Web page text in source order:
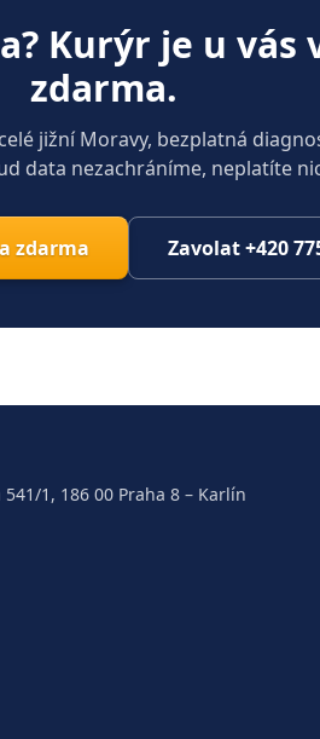
Kurýr je u vás
zdarma.
jižní Moravy, bezplatná
data nezachráníme, neplatíte
zdarma Zavolat +420
541/1, 186 00 Praha 8 – Karlín